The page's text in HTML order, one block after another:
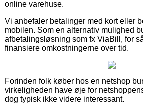
online varehuse.
Vi anbefaler betalinger med kort eller
mobilen. Som en alternativ mulighed
afbetalingsløsning som fx ViaBill, for
finansiere omkostningerne over tid.
Forinden folk køber hos en netshop
virkeligheden have øje for
dog typisk ikke videre interessant.